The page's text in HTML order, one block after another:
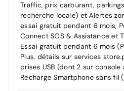
Traffic, prix carburant,
recherche locale) et Alertes
essai gratuit pendant 6 mois,
Connect SOS & Assistance et
Essai gratuit pendant 6 mois
Plus, détails sur services
prises USB (dont 2 sur console
Recharge Smartphone sans fil